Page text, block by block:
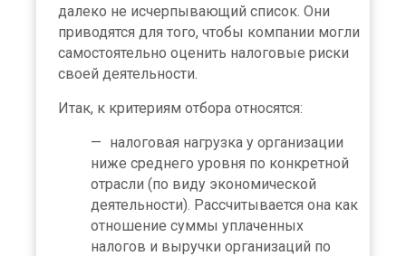
далеко не исчерпывающий список. Они
приводятся для того, чтобы компании могли
самостоятельно оценить налоговые риски
своей деятельности.
Итак, к критериям отбора относятся:
налоговая нагрузка у организации
ниже среднего уровня по конкретной
отрасли (по виду экономической
деятельности). Рассчитывается она как
отношение суммы уплаченных
налогов и выручки организаций по